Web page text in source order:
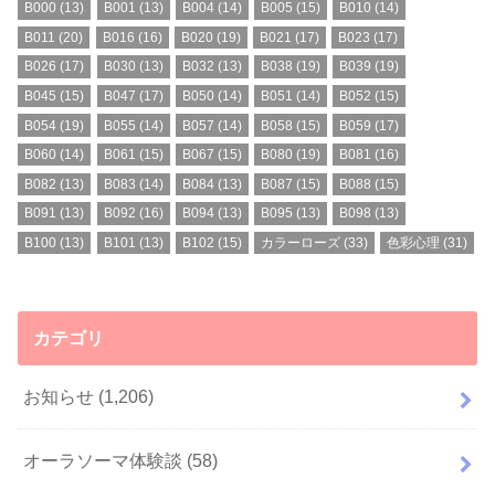
B000 (13) B001 (13) B004(14) B005 (15) B010 (14)
B011 (20) B016 (16) B020 (19) B021 (17) B023 (17)
B026 (17) B030 (13) B032 (13) B038 (19) B039 (19)
B045 (15) B047 (17) B050 (14) B051 (14) B052 (15)
B054 (19) B055 (14) B057 (14) B058 (15) B059 (17)
B060 (14) B061 (15) B067 (15) B080 (19) B081 (16)
B082 (13) B083 (14) B084(13) B087 (15) B088 (15)
B091 (13) B092 (16) B094(13) B095 (13) B098 (13)
B100 (13) B101 (13) B102 (15) カラーローズ (33) 色彩心理 (31)
カテゴリ
お知らせ (1,206)
オーラソーマ体験談 (58)